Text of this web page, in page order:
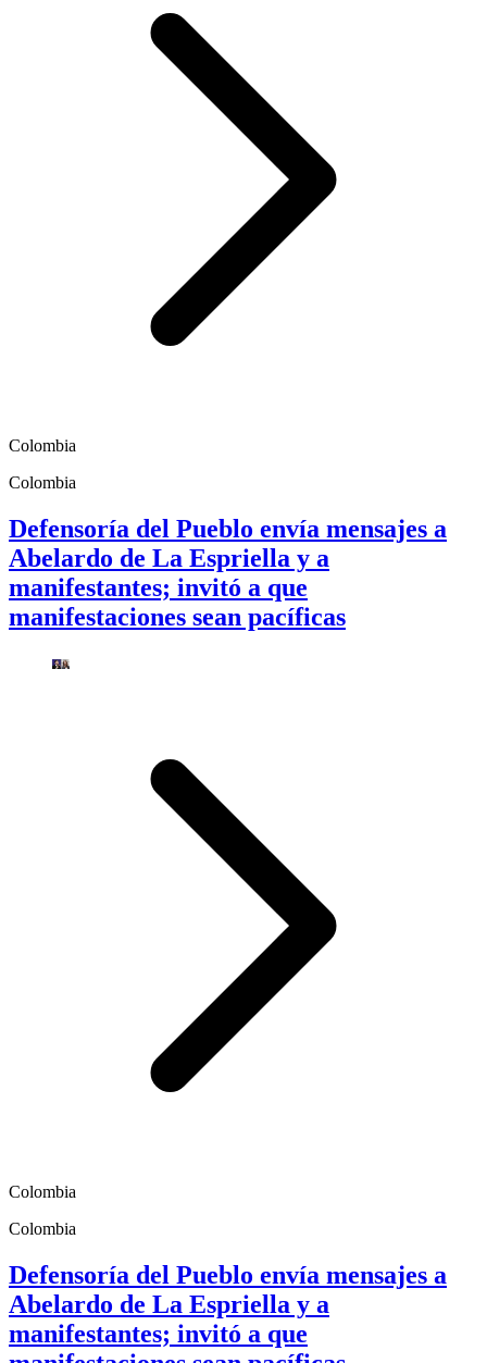
Colombia
Colombia
Defensoría del Pueblo envía mensajes a
Abelardo de La Espriella y a
manifestantes; invitó a que
manifestaciones sean pacíficas
Colombia
Colombia
Defensoría del Pueblo envía mensajes a
Abelardo de La Espriella y a
manifestantes; invitó a que